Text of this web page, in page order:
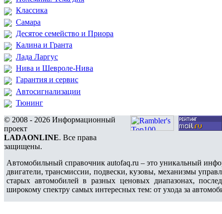
Классика
Самара
Десятое семейство и Приора
Калина и Гранта
Лада Ларгус
Нива и Шевроле-Нива
Гарантия и сервис
Автосигнализации
Тюнинг
© 2008 - 2026 Информационный
проект
LADAONLINE. Все права
защищены.
Автомобильный справочник autofaq.ru – это уникальный
двигатели, трансмиссии, подвески, кузовы, механизмы
старых автомобилей в разных ценовых диапазонах,
широкому спектру самых интересных тем: от ухода за